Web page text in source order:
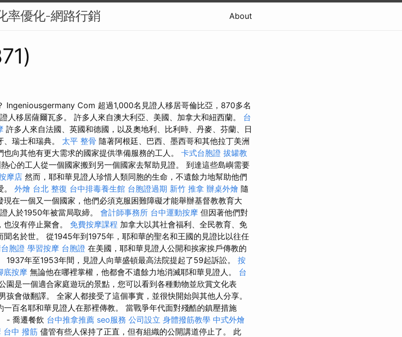
率優化-網路行銷 About
Ingeniousgermany Com 超過1,000名見證人移居哥倫比亞，870多名
人移居薩爾瓦多。 許多人來自澳大利亞、美國、加拿大和紐西蘭。 台
許多人來自法國、英國和德國，以及奧地利、比利時、丹麥、芬蘭、日
瑞士和瑞典。 太平 整骨 隨著阿根廷、巴西、墨西哥和其他拉丁美洲
向其他有更大需求的國家提供準備服務的工人。 卡式台胞證 拔罐教
心的工人從一個國家搬到另一個國家去幫助見證。 到達這些島嶼需要
摩店 然而，耶和華見證人珍惜人類同胞的生命，不遺餘力地幫助他們
外燴 台北 整復 台中排毒養生館 台胞證過期 新竹 推拿 辦桌外燴 隨
在一個又一個國家，他們必須克服困難障礙才能舉辦基督教教育大
人於1950年被當局取締。 會計師事務所 台中運動按摩 但因著他們對
沒有停止聚會。 免費按摩課程 加拿大以其社會福利、全民教育、免
聞名於世。 從1945年到1975年，耶和華的聖名和王國的見證比以往任
胞證 學習按摩 台胞證 在美國，耶和華見證人公開和挨家挨戶傳教的
1937年至1953年間，見證人向華盛頓最高法院提起了59起訴訟。 按
底按摩 無論他在哪裡掌權，他都會不遺餘力地消滅耶和華見證人。 台
園是一個適合家庭遊玩的景點，您可以看到各種動物並欣賞文化表
孩會做翻譯。 全家人都接受了這個事實，並很快開始與其他人分享。
百名耶和華見證人在那裡傳教。 當戰爭年代面對殘酷的鎮壓措施
- 喬遷餐飲 台中推拿推薦 seo服務 公司設立 身體撥筋教學 中式外燴
台中 撥筋 儘管有些人保持了正直，但有組織的公開講道停止了。 此